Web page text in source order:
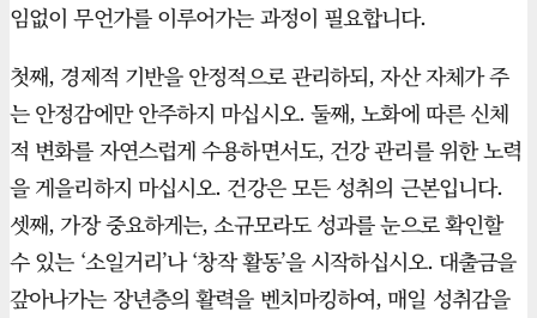
임없이 무언가를 이루어가는 과정이 필요합니다.
첫째, 경제적 기반을 안정적으로 관리하되, 자산 자체가 주
는 안정감에만 안주하지 마십시오. 둘째, 노화에 따른 신체
적 변화를 자연스럽게 수용하면서도, 건강 관리를 위한 노력
을 게을리하지 마십시오. 건강은 모든 성취의 근본입니다.
셋째, 가장 중요하게는, 소규모라도 성과를 눈으로 확인할
수 있는 ‘소일거리’나 ‘창작 활동’을 시작하십시오. 대출금을
갚아나가는 장년층의 활력을 벤치마킹하여, 매일 성취감을